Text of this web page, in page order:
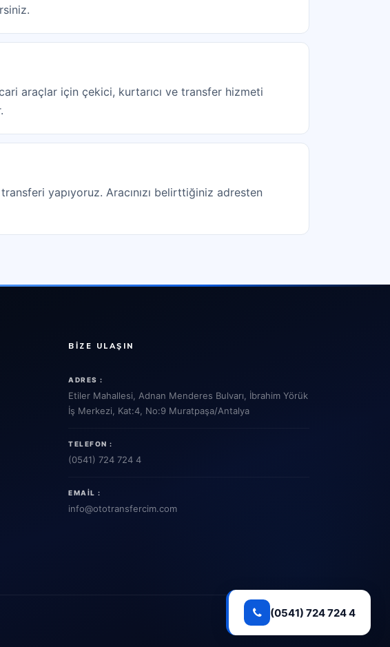
araçlar için çekici, kurtarıcı ve transfer hizmeti
yapıyoruz. Aracınızı belirttiğiniz adresten
BIZE ULAŞIN
ADRES :
Etiler Mahallesi, Adnan Menderes Bulvarı, İbrahim Yörük
İş Merkezi, Kat:4, No:9 Muratpaşa/Antalya
TELEFON :
(0541) 724 724 4
EMAIL :
info@ototransfercim.com
Gizlilik Politikası
(0541) 724 724 4